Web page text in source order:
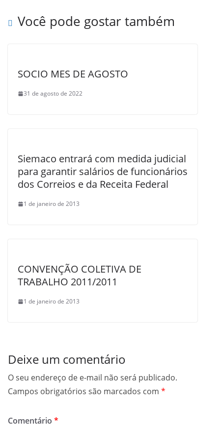
o
Você pode gostar também
SOCIO MES DE AGOSTO
31 de agosto de 2022
Siemaco entrará com medida judicial
para garantir salários de funcionários
dos Correios e da Receita Federal
1 de janeiro de 2013
CONVENÇÃO COLETIVA DE
TRABALHO 2011/2011
1 de janeiro de 2013
Deixe um comentário
O seu endereço de e-mail não será publicado.
Campos obrigatórios são marcados com *
Comentário *